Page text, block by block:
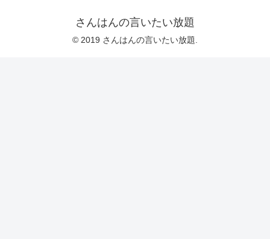
さんはんの言いたい放題
© 2019 さんはんの言いたい放題.